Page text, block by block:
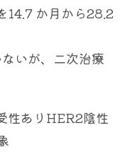
14.7 か月から28.2
いが、二次治療
性ありHER2陰性